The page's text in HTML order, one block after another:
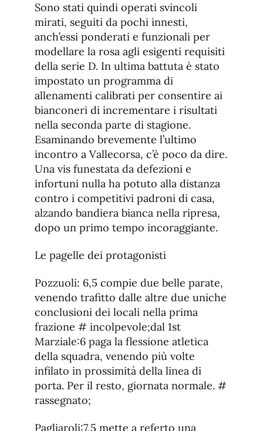
Sono stati quindi operati svincoli
mirati, seguiti da pochi innesti,
anch’essi ponderati e funzionali per
modellare la rosa agli esigenti requisiti
della serie D. In ultima battuta è stato
impostato un programma di
allenamenti calibrati per consentire ai
bianconeri di incrementare i risultati
nella seconda parte di stagione.
Esaminando brevemente l’ultimo
incontro a Vallecorsa, c’è poco da dire.
Una vis funestata da defezioni e
infortuni nulla ha potuto alla distanza
contro i competitivi padroni di casa,
alzando bandiera bianca nella ripresa,
dopo un primo tempo incoraggiante.
Le pagelle dei protagonisti
Pozzuoli: 6,5 compie due belle parate,
venendo trafitto dalle altre due uniche
conclusioni dei locali nella prima
frazione # incolpevole;dal 1st
Marziale:6 paga la flessione atletica
della squadra, venendo più volte
infilato in prossimità della linea di
porta. Per il resto, giornata normale. #
rassegnato;
Pagliaroli:7,5 mette a referto una